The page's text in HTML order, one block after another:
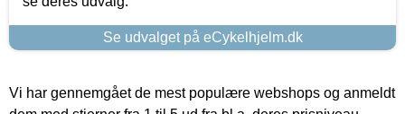
Se udvalget på eCykelhjelm.dk
Vi har gennemgået de mest populære webshops og anmeldt